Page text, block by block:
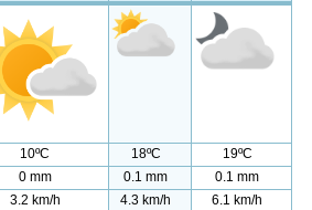
10ºC 18ºC
19ºC
0 mm 0.1 mm
0.1 mm
3.2 km/h 4.3 km/h
6.1 km/h